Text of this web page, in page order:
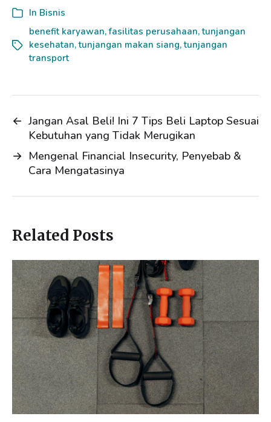
n
k
e
d
n
c
e
b
o
k
i
l
r
e
In Bisnis
benefit karyawan,fasilitas perusahaan,tunjangan
kesehatan,tunjangan makan siang,tunjangan
transport
← Jangan Asal Beli! Ini 7 Tips Beli Laptop Sesuai
Kebutuhan yang Tidak Merugikan
→ Mengenal Financial Insecurity, Penyebab &
Cara Mengatasinya
Related Posts